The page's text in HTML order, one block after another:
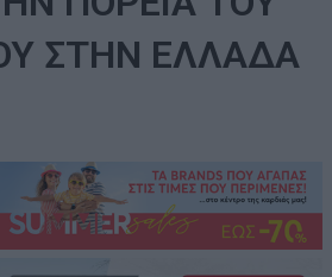
ΣΤΗΝ ΕΛΛΑΔΑ